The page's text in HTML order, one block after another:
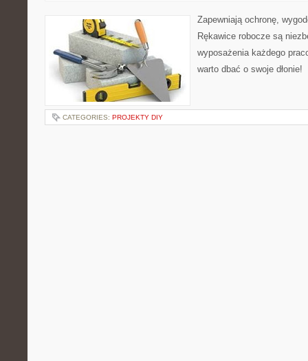
Zapewniają ochronę,
Rękawice robocze są
wyposażenia każdego
warto dbać o swoje dłonie!
CATEGORIES: PROJEKTY DIY